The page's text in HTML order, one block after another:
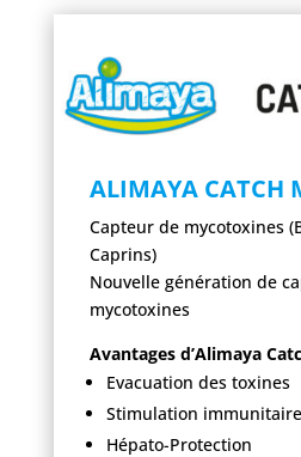
ALIMAYA CATCH
Capteur de mycotoxines
Caprins)
Nouvelle génération de
mycotoxines
Avantages d’Alimaya
Evacuation des toxines
Stimulation immunitaire
Hépato-Protection